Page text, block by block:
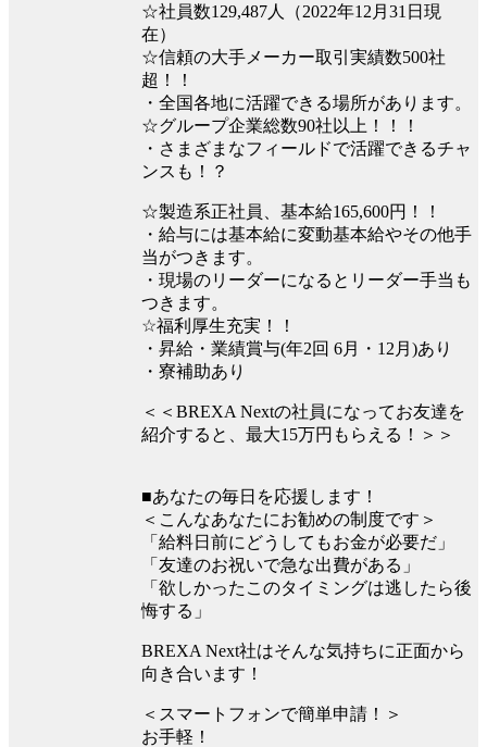
☆社員数129,487人（2022年12月31日現
在）
☆信頼の大手メーカー取引実績数500社
超！！
・全国各地に活躍できる場所があります。
☆グループ企業総数90社以上！！！
・さまざまなフィールドで活躍できるチャ
ンスも！？
☆製造系正社員、基本給165,600円！！
・給与には基本給に変動基本給やその他手
当がつきます。
・現場のリーダーになるとリーダー手当も
つきます。
☆福利厚生充実！！
・昇給・業績賞与(年2回 6月・12月)あり
・寮補助あり
＜＜BREXA Nextの社員になってお友達を
紹介すると、最大15万円もらえる！＞＞
■あなたの毎日を応援します！
＜こんなあなたにお勧めの制度です＞
「給料日前にどうしてもお金が必要だ」
「友達のお祝いで急な出費がある」
「欲しかったこのタイミングは逃したら後
悔する」
BREXA Next社はそんな気持ちに正面から
向き合います！
＜スマートフォンで簡単申請！＞
お手軽！